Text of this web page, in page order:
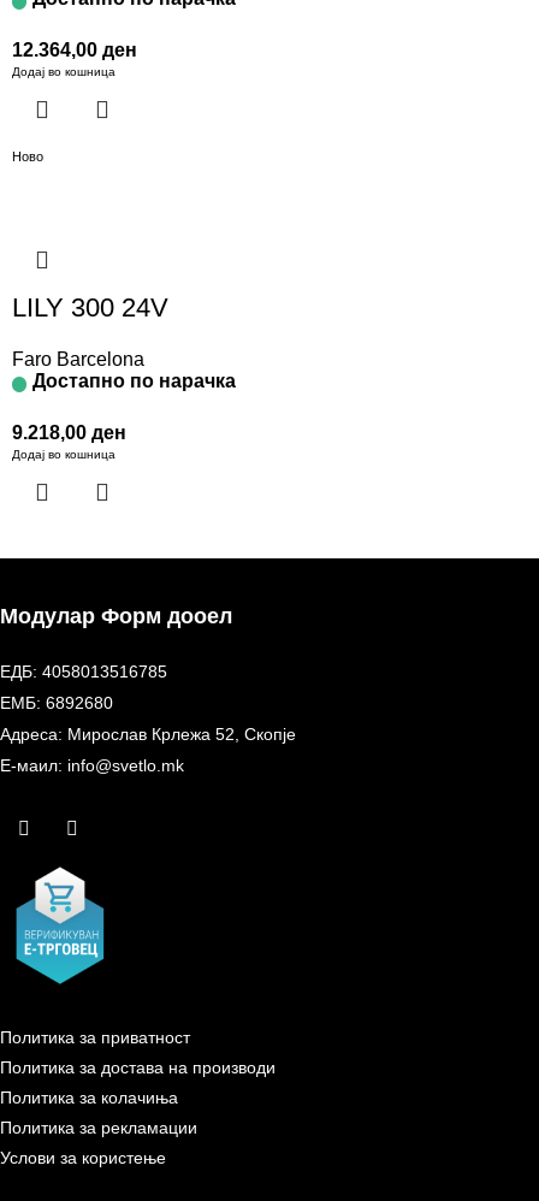
12.364,00 ден
Додај во кошница
Ново
LILY 300 24V
Faro Barcelona
Достапно по нарачка
9.218,00 ден
Додај во кошница
Модулар Форм дооел
ЕДБ: 4058013516785
ЕМБ: 6892680
Адреса: Мирослав Крлежа 52, Скопје
Е-маил: info@svetlo.mk
Политика за приватност
Политика за достава на производи
Политика за колачиња
Политика за рекламации
Услови за користење